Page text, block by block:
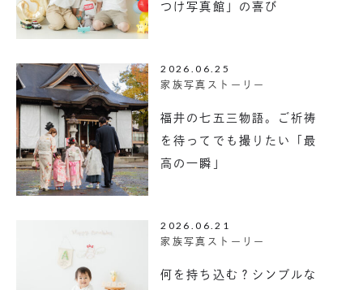
つけ写真館」の喜び
2026.06.25
家族写真ストーリー
福井の七五三物語。ご祈祷
を待ってでも撮りたい「最
高の一瞬」
2026.06.21
家族写真ストーリー
何を持ち込む？シンプルな